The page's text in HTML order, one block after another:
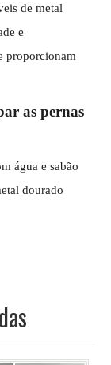
de metal
e
proporcionam
as pernas
água e sabão
dourado